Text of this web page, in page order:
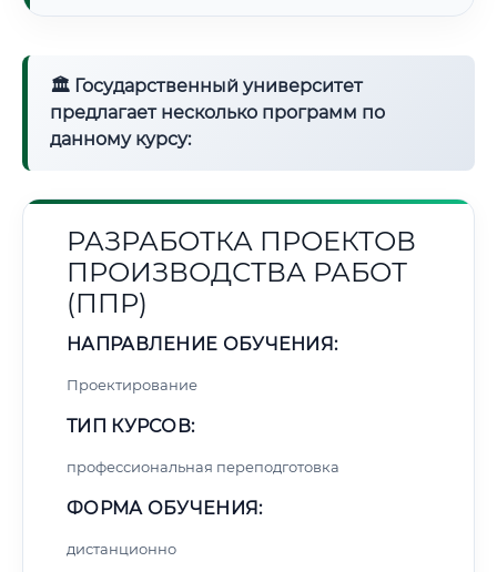
🏛 Государственный университет
предлагает несколько программ по
данному курсу:
РАЗРАБОТКА ПРОЕКТОВ
ПРОИЗВОДСТВА РАБОТ
(ППР)
НАПРАВЛЕНИЕ ОБУЧЕНИЯ:
Проектирование
ТИП КУРСОВ:
профессиональная переподготовка
ФОРМА ОБУЧЕНИЯ:
дистанционно